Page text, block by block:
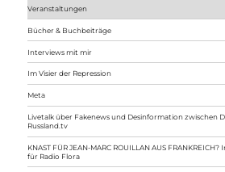
Veranstaltungen
Bücher & Buchbeiträge
Interviews mit mir
Im Visier der Repression
Meta
Livetalk über Fakenews und Desinformation zwischen
Russland.tv
KNAST FÜR JEAN-MARC ROUILLAN AUS
für Radio Flora